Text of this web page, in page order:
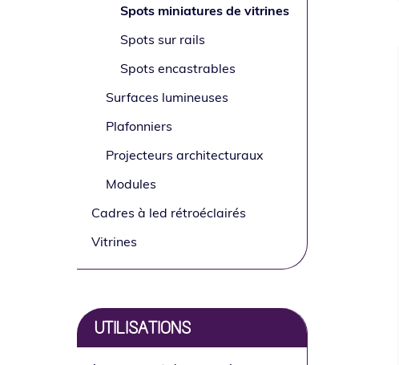
Spots miniatures de vitrines
Spots sur rails
Spots encastrables
Surfaces lumineuses
Plafonniers
Projecteurs architecturaux
Modules
Cadres à led rétroéclairés
Vitrines
UTILISATIONS